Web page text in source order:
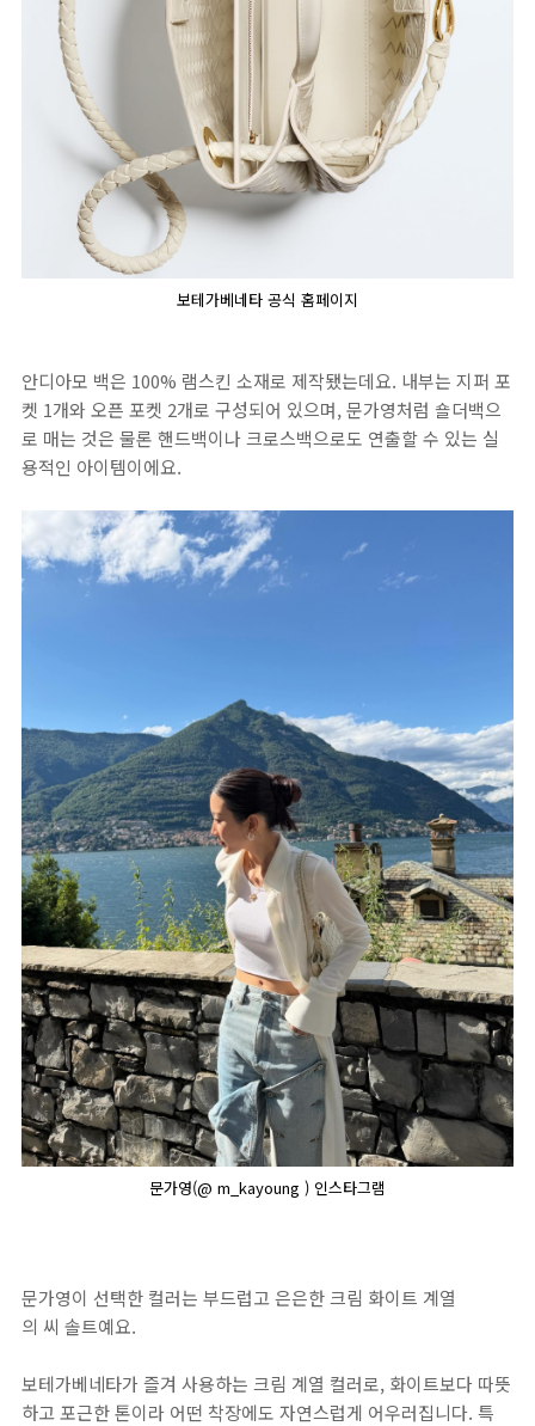
보테가베네타 공식 홈페이지
안디아모 백은 100% 램스킨 소재로 제작됐는데요. 내부는 지퍼 포
켓 1개와 오픈 포켓 2개로 구성되어 있으며, 문가영처럼 숄더백으
로 매는 것은 물론 핸드백이나 크로스백으로도 연출할 수 있는 실
용적인 아이템이에요.
문가영(@ m_kayoung ) 인스타그램
문가영이 선택한 컬러는 부드럽고 은은한 크림 화이트 계열
의 씨 솔트예요.
보테가베네타가 즐겨 사용하는 크림 계열 컬러로, 화이트보다 따뜻
하고 포근한 톤이라 어떤 착장에도 자연스럽게 어우러집니다. 특